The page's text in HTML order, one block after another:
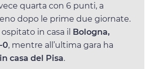
quarta con 6 punti, a
dopo le prime due giornate.
in casa il Bologna,
0, mentre all’ultima gara ha
casa del Pisa.